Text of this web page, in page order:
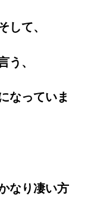
して、
う、
なっていま
なり凄い方